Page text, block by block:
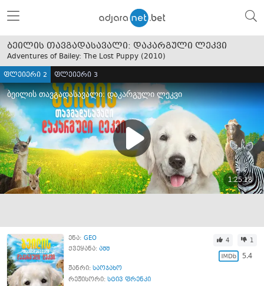
ბეილის თავგადასავალი: დაკარგული ლეკვი
Adventures of Bailey: The Lost Puppy (2010)
ფლეიერი 2 ფლეიერი 3
ენა: GEO
ქვეყანა: აშშ
4 1
5.4
ჟანრი: საოჯახო
რეჟისორი: სტივ ფრენკი